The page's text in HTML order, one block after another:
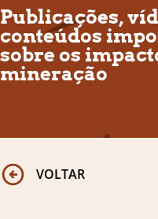
Publicações,
conteúdos
sobre os
mineração
VOLTAR